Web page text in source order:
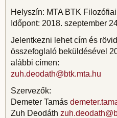
Helyszín: MTA BTK
Időpont: 2018. szeptember
Jelentkezni lehet cím és
összefoglaló beküldésével
alábbi címen:
zuh.deodath@btk.mta.hu
Szervezők:
Demeter Tamás
Zuh Deodáth